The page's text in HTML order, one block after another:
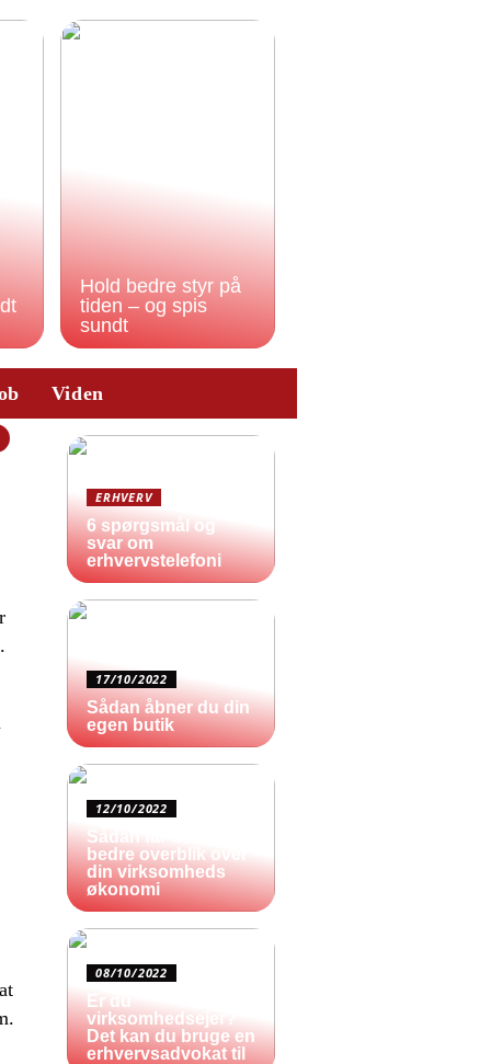
Hold bedre styr på
tiden – og spis
sundt
Viden
ERHVERV
6 spørgsmål og
svar om
erhvervstelefoni
17/10/2022
Sådan åbner du din
egen butik
12/10/2022
Sådan får du et
bedre overblik over
din virksomheds
økonomi
08/10/2022
Er du
virksomhedsejer?
Det kan du bruge en
erhvervsadvokat til